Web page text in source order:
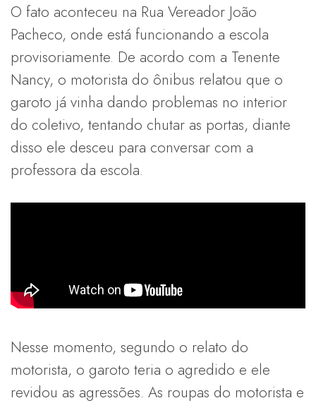
O fato aconteceu na Rua Vereador João
Pacheco, onde está funcionando a escola
provisoriamente. De acordo com a Tenente
Nancy, o motorista do ônibus relatou que o
garoto já vinha dando problemas no interior
do coletivo, tentando chutar as portas, diante
disso ele desceu para conversar com a
professora da escola.
Nesse momento, segundo o relato do
motorista, o garoto teria o agredido e ele
revidou as agressões. As roupas do motorista e